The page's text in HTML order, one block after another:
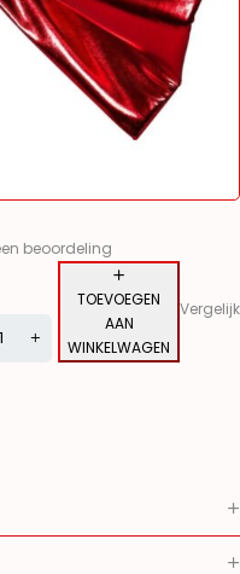
beoordeling
TOEVOEGEN
AAN
WINKELWAGEN
Vergelijk